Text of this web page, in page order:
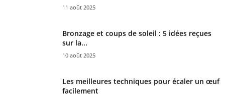
11 août 2025
Bronzage et coups de soleil : 5 idées reçues
sur la...
10 août 2025
Les meilleures techniques pour écaler un œuf
facilement